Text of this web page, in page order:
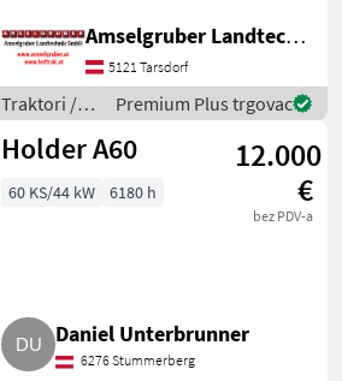
Kontaktieren Traktori
Standardni traktori (traktori
Amselgruber Landtechnik GmbH
5121 Tarsdorf
Traktori /
Holder
Premium Plus trgovac
Holder A60
12.000
€
bez PDV-a
60 KS/44 kW 6180 h
Daniel Unterbrunner
6276 Stummerberg